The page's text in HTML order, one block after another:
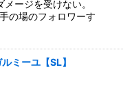
ージを受けない。
の場のフォロワーす
ミーユ【SL】